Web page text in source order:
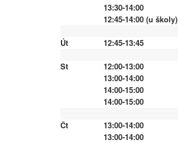
13:30-14:00
12:45-14:00 (u školy)
Út 12:45-13:45
St 12:00-13:00
13:00-14:00
14:00-15:00
14:00-15:00
Čt 13:00-14:00
13:00-14:00